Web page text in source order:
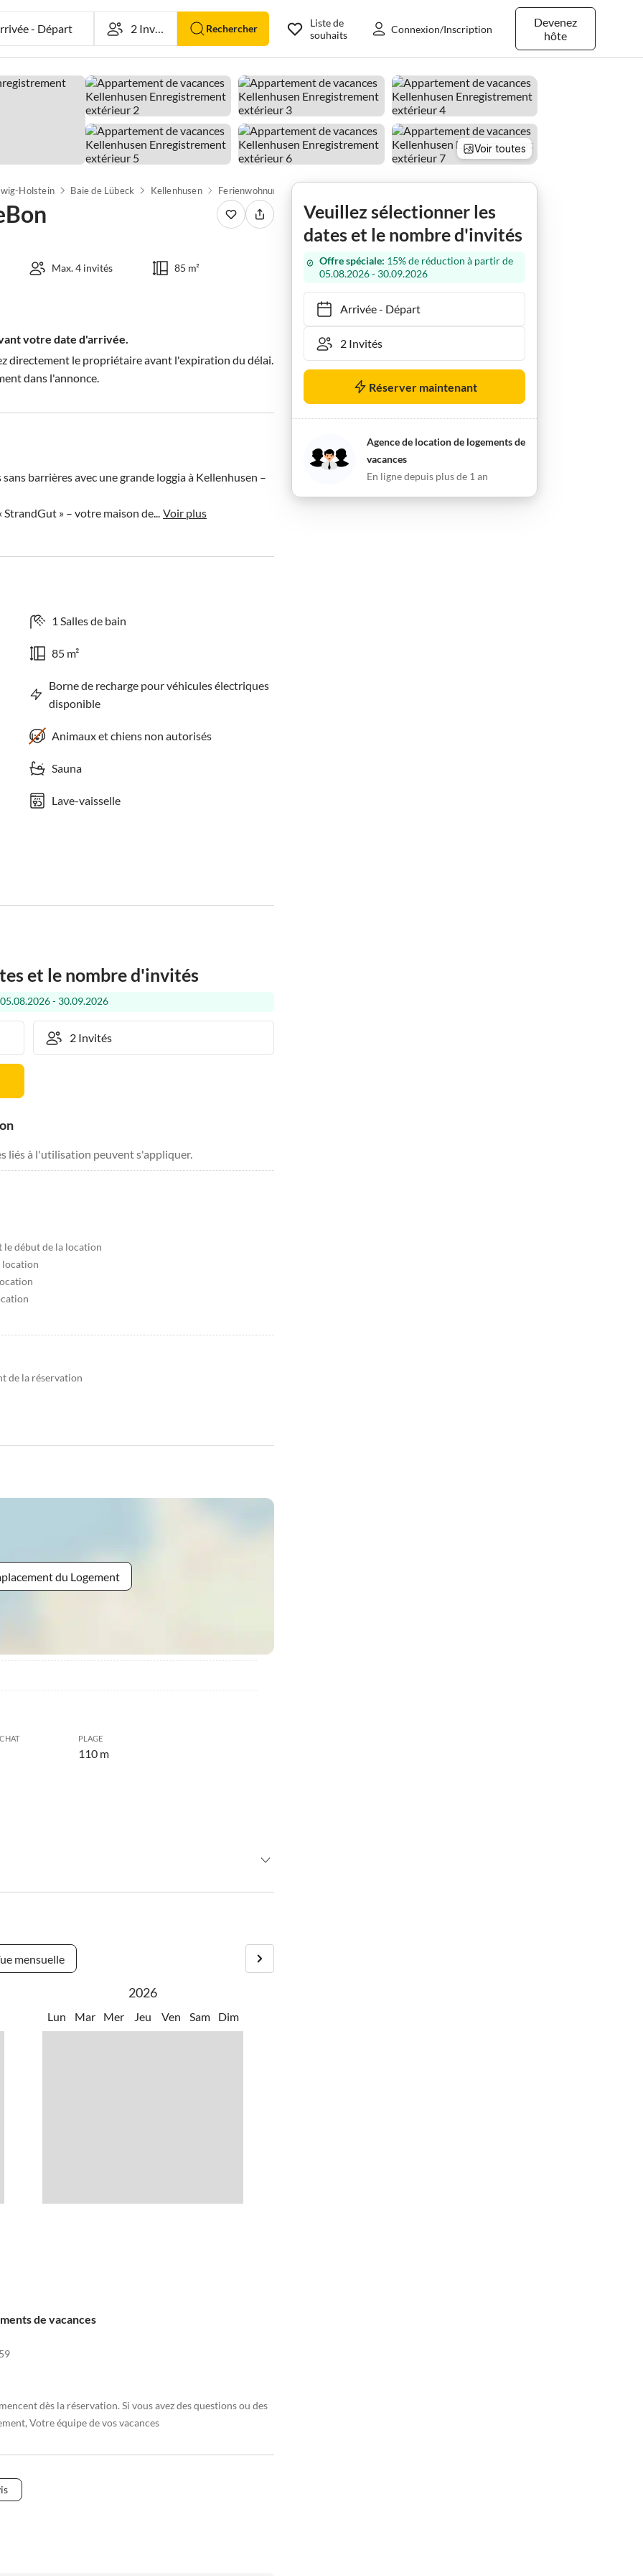
-Départ Rechercher
Devenez
hôte
Liste de
souhaits
Connexion/Inscription
Voir toutes
Holstein Baie de Lübeck Kellenhusen Ferienwohnung PlageBon
Max. 4 invités 85 m²
votre date d'arrivée.
directement le propriétaire avant l'expiration du délai.
dans l'annonce.
barrières avec une grande loggia à Kellenhusen –
» – votre maison de... Voir plus
1 Salles de bain
85 m²
Borne de recharge pour véhicules électriques
disponible
Animaux et chiens non autorisés
Sauna
Lave-vaisselle
et le nombre d'invités
- 30.09.2026
liés à l'utilisation peuvent s'appliquer.
début de la location
location
de la réservation
du Logement
PLAGE
110 m
en bateau/tour en bateau • Faire du jogging
mensuelle
2026
Lun Mar Mer Jeu Ven Sam Dim
de vacances
dès la réservation. Si vous avez des questions ou des
Votre équipe de vos vacances
Veuillez sélectionner les
dates et le nombre d'invités
Offre spéciale: 15% de réduction à partir de
05.08.2026 - 30.09.2026
Arrivée- Départ
Réserver maintenant
Agence de location de logements de
vacances
En ligne depuis plus de 1 an